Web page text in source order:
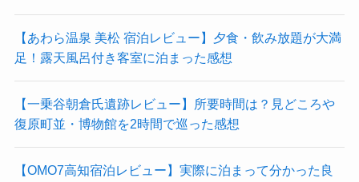
【あわら温泉 美松 宿泊レビュー】夕食・飲み放題が大満
足！露天風呂付き客室に泊まった感想
【一乗谷朝倉氏遺跡レビュー】所要時間は？見どころや
復原町並・博物館を2時間で巡った感想
【OMO7高知宿泊レビュー】実際に泊まって分かった良